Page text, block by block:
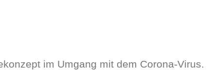
im Umgang mit dem Corona-Virus.